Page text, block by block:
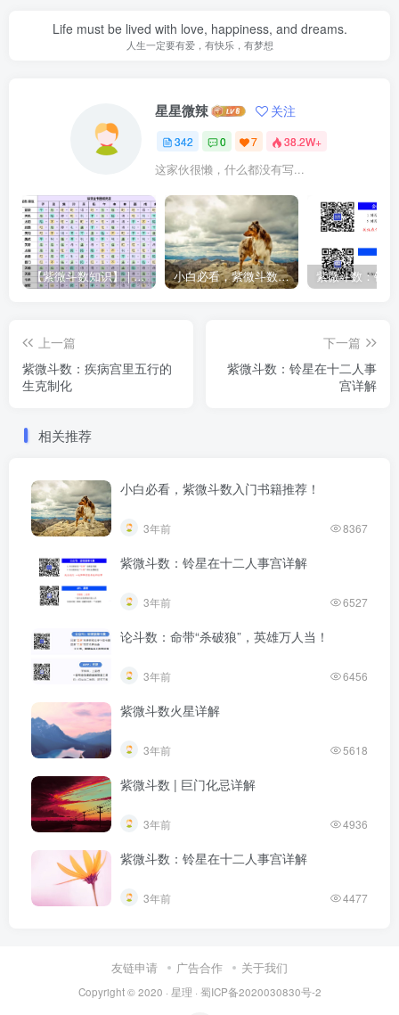
Life must be lived with love, happiness, and dreams.
人生一定要有爱，有快乐，有梦想
星星微辣 关注
342 0 7 38.2W+
这家伙很懒，什么都没有写...
【紫微斗数知识】 | “庙旺得利平不陷”的含义 小白必看，紫微斗数入门书籍推荐！
上一篇
紫微斗数：疾病宫里五行的
生克制化
下一篇
紫微斗数：铃星在十二人事
宫详解
相关推荐
小白必看，紫微斗数入门书籍推荐！
3年前 8367
紫微斗数：铃星在十二人事宫详解
3年前 6527
论斗数：命带“杀破狼”，英雄万人当！
3年前 6456
紫微斗数火星详解
3年前 5618
紫微斗数 | 巨门化忌详解
3年前 4936
紫微斗数：铃星在十二人事宫详解
3年前 4477
友链申请 广告合作 关于我们
Copyright © 2020 · 星理 · 蜀ICP备2020030830号-2